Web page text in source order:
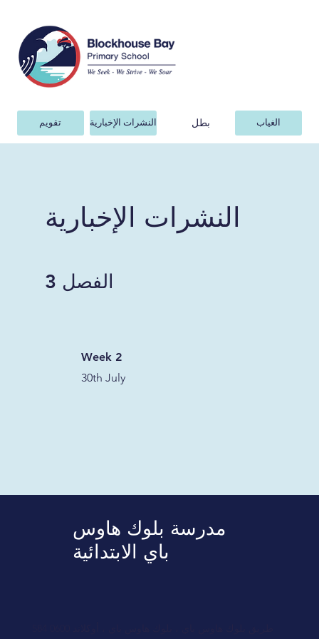
تقويم النشرات الإخبارية بطل الغياب
Week 2
30th July
الفصل 3
النشرات الإخبارية
مدرسة بلوك هاوس
باي الابتدائية